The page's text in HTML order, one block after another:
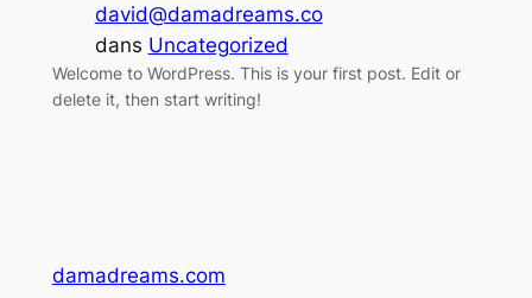
david@damadreams.co
dans Uncategorized
Welcome to WordPress. This is your first post. Edit or
delete it, then start writing!
damadreams.com